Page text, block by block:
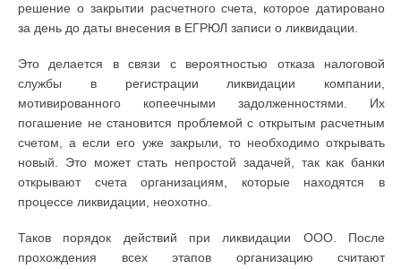
решение о закрытии расчетного счета, которое датировано
за день до даты внесения в ЕГРЮЛ записи о ликвидации.
Это делается в связи с вероятностью отказа налоговой
службы в регистрации ликвидации компании,
мотивированного копеечными задолженностями. Их
погашение не становится проблемой с открытым расчетным
счетом, а если его уже закрыли, то необходимо открывать
новый. Это может стать непростой задачей, так как банки
открывают счета организациям, которые находятся в
процессе ликвидации, неохотно.
Таков порядок действий при ликвидации ООО. После
прохождения всех этапов организацию считают